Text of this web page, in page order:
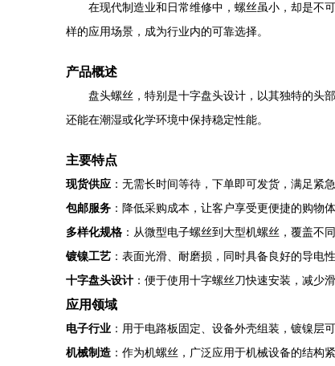
在现代制造业和日常维修中，螺丝虽小，却是不
样的应用场景，成为行业内的可靠选择。
产品概述
盘头螺丝，特别是十字盘头设计，以其独特的头
还能在潮湿或化学环境中保持稳定性能。
主要特点
现货供应 ：无需长时间等待，下单即可发货，满足紧
包邮服务 ：降低采购成本，让客户享受更便捷的购物体
多样化规格 ：从微型电子螺丝到大型机螺丝，覆盖不
镀镍工艺 ：表面光滑、耐磨损，同时具备良好的导电
十字盘头设计 ：便于使用十字螺丝刀快速安装，减少
应用领域
电子行业 ：用于电路板固定、设备外壳组装，镀镍层
机械制造 ：作为机螺丝，广泛应用于机械设备的结构